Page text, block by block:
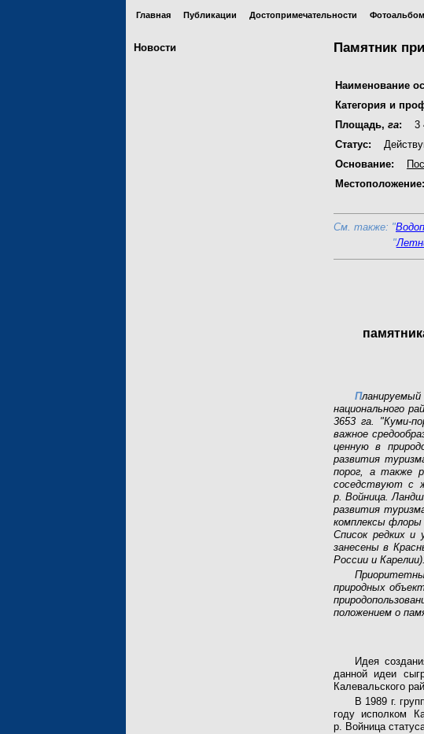
Главная Публикации Достопримечательности
Новости Памятник
Наименование
Категория и
Площадь, га: 3
Статус:
Основание:
Местоположение:
См. также: "
"
Планируемый
национального
3653 га. "Куми-
важное
ценную в
развития
порог, а также
соседствуют с
р. Войница.
развития
комплексы
Список редких
занесены в
России и Карелии).
природных
положением о
Идея
данной идеи
Калевальского
В 1989 г.
году исполком
р. Войница